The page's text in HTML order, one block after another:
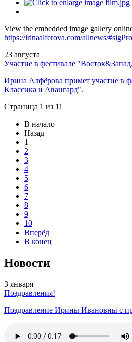
View the embedded image gallery
https://irinaalferova.com/allnews/
23 августа
Участие в фестивале
Ирина Алфёрова примет участие в
Классика и Авангард".
Страница 1 из 11
В начало
Назад
1
2
3
4
5
6
7
8
9
10
Вперёд
В конец
Новости
3 января
Поздравления!
Поздравление Ирины Ивановны с